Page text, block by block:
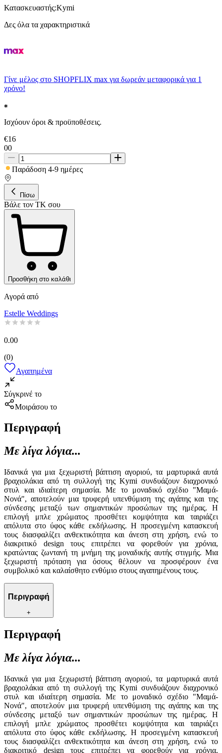
Κατασκευαστής:Kymi
Δες όλα τα χαρακτηριστικά
Γίνε μέλος στο SHOPFLIX max για δωρεάν μεταφορικά για 1
χρόνο!
Ισχύουν όροι & προϋποθέσεις.
€16
00
Παράδοση 4-9 ημέρες
Πίσω
Βάλε τον ΤΚ σου
Προσθήκη στο καλάθι
Αγορά από
Estelle Weddings
0.00
(0)
Αγαπημένα
Σύγκρινέ το
Μοιράσου το
Περιγραφή
Με λίγα λόγια...
Ιδανικά για μια ξεχωριστή βάπτιση αγοριού, τα μαρτυρικά αυτά
βραχιολάκια από τη συλλογή της Kymi συνδυάζουν διαχρονικό
στυλ και ιδιαίτερη σημασία. Με το μοναδικό σχέδιο "Μαμά-
Νονά", αποτελούν μια τρυφερή υπενθύμιση της αγάπης και της
σύνδεσης μεταξύ των σημαντικών προσώπων της ημέρας. Η
επιλογή μπλε χρώματος προσθέτει κομψότητα και ταιριάζει
απόλυτα στο ύφος κάθε εκδήλωσης. Η προσεγμένη κατασκευή
τους διασφαλίζει ανθεκτικότητα και άνεση στη χρήση, ενώ το
διακριτικό design τους επιτρέπει να φορεθούν για χρόνια,
κρατώντας ζωντανή τη μνήμη της μοναδικής αυτής στιγμής. Μια
ξεχωριστή πρόταση για όσους θέλουν να προσφέρουν ένα
συμβολικό και καλαίσθητο ενθύμιο στους αγαπημένους τους.
Περιγραφή
+
Περιγραφή
Με λίγα λόγια...
Ιδανικά για μια ξεχωριστή βάπτιση αγοριού, τα μαρτυρικά αυτά
βραχιολάκια από τη συλλογή της Kymi συνδυάζουν διαχρονικό
στυλ και ιδιαίτερη σημασία. Με το μοναδικό σχέδιο "Μαμά-
Νονά", αποτελούν μια τρυφερή υπενθύμιση της αγάπης και της
σύνδεσης μεταξύ των σημαντικών προσώπων της ημέρας. Η
επιλογή μπλε χρώματος προσθέτει κομψότητα και ταιριάζει
απόλυτα στο ύφος κάθε εκδήλωσης. Η προσεγμένη κατασκευή
τους διασφαλίζει ανθεκτικότητα και άνεση στη χρήση, ενώ το
διακριτικό design τους επιτρέπει να φορεθούν για χρόνια,